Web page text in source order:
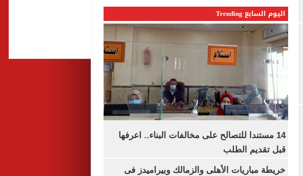
اليوم السابع Trending
14 مستندا للتصالح على مخالفات البناء.. اعرفها
قبل تقديم الطلب
خريطة مباريات الأهلى والزمالك وبيراميدز فى